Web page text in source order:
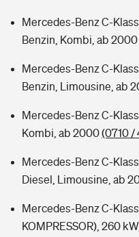
Mercedes-Benz C-
Benzin, Kombi, ab 2000
Mercedes-Benz C-
Benzin, Limousine, ab
Mercedes-Benz C-
Kombi, ab 2000(0710 /
Mercedes-Benz C-
Diesel, Limousine, ab
Mercedes-Benz C-
KOMPRESSOR), 260